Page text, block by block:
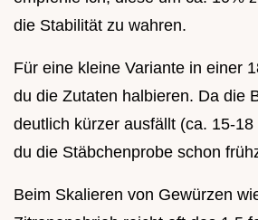
die Stabilität zu wahren.
Für eine kleine Variante in einer
du die Zutaten halbieren. Da die
deutlich kürzer ausfällt (ca. 15-
du die Stäbchenprobe schon
Beim Skalieren von Gewürzen